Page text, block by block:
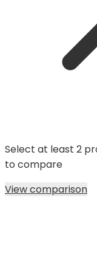
Select at least 2
to compare
View comparison